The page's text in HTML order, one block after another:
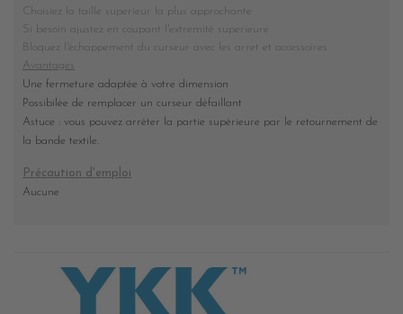
Choisiez la taille superieur la plus approchante
Si besoin ajustez en coupant l'extremité superieure
Bloquez l'échappement du curseur avec les arret et accessoires
Avantages
Une fermeture adaptée à votre dimension
Possibilée de remplacer un curseur défaillant
Astuce : vous pouvez arréter la partie supérieure par le retournement de
la bande textile.
Précaution d'emploi
Aucune